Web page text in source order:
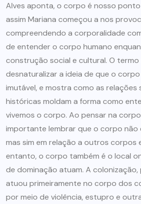
Alves aponta, o corpo é nosso
assim Mariana começou a nos
compreendendo a corporalidade
de entender o corpo humano
construção social e cultural. O termo
desnaturalizar a ideia de que o
imutável, e mostra como as relações
históricas moldam a forma como
vivemos o corpo. Ao pensar na
importante lembrar que o corpo não
mas sim em relação a outros corpos
entanto, o corpo também é o local
de dominação atuam. A colonização,
atuou primeiramente no corpo dos
por meio de violência, estupro e